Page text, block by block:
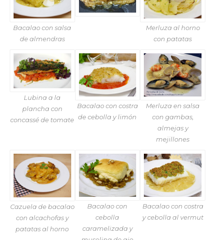
Bacalao con salsa
de almendras
Merluza al horno
con patatas
Lubina a la
plancha con
concassé de tomate
Bacalao con costra
de cebolla y limón
Merluza en salsa
con gambas,
almejas y
mejillones
Cazuela de bacalao
con alcachofas y
patatas al horno
Bacalao con
cebolla
caramelizada y
Bacalao con costra
y cebolla al vermut